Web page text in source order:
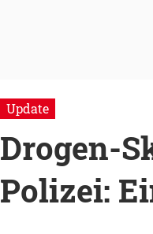
Update
Drogen-
Polizei: